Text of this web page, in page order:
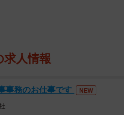
求人情報
事務のお仕事です NEW